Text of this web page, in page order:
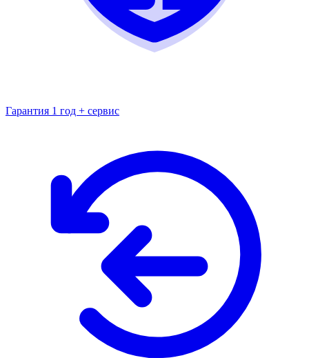
Гарантия 1 год + сервис